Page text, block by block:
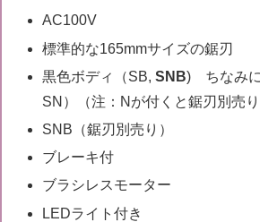
AC100V
標準的な165mmサイズの鋸刃
黒色ボディ（SB,SNB) ちなみ
SN）（注：Nが付くと鋸刃別売り
SNB（鋸刃別売り）
ブレーキ付
ブラシレスモーター
LEDライト付き